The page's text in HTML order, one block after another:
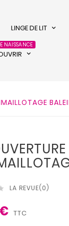
LINGE DE LIT
NAISSANCE
LA REVUE(0)
TTC